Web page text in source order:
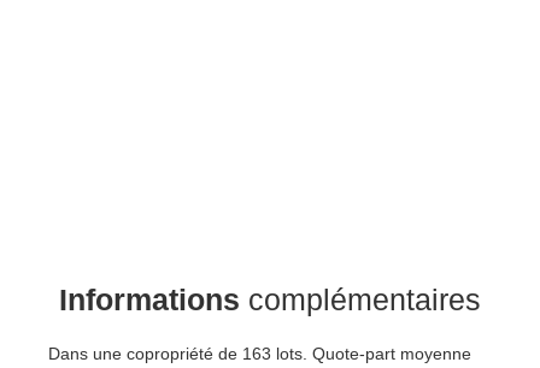
Informations complémentaires
Dans une copropriété de 163 lots. Quote-part moyenne